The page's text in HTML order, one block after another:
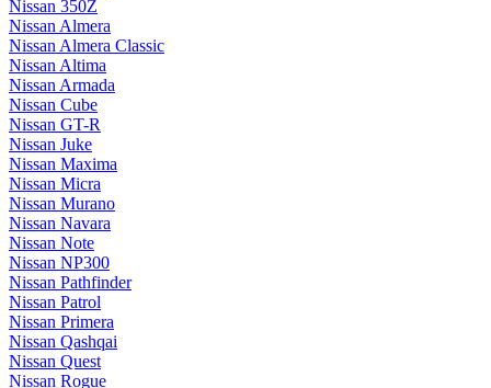
Nissan 350Z
Nissan Almera
Nissan Almera Classic
Nissan Altima
Nissan Armada
Nissan Cube
Nissan GT-R
Nissan Juke
Nissan Maxima
Nissan Micra
Nissan Murano
Nissan Navara
Nissan Note
Nissan NP300
Nissan Pathfinder
Nissan Patrol
Nissan Primera
Nissan Qashqai
Nissan Quest
Nissan Rogue